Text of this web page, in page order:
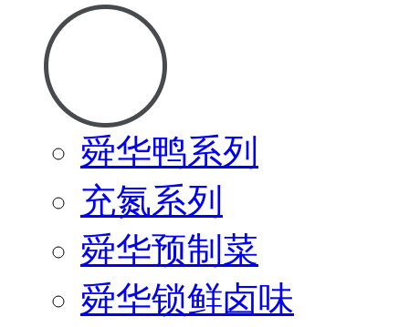
舜华鸭系列
充氮系列
舜华预制菜
舜华锁鲜卤味